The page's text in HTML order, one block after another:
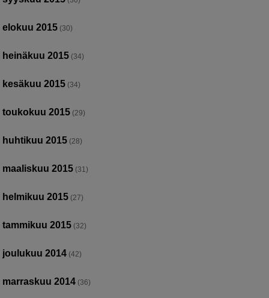
elokuu 2015 (30)
heinäkuu 2015 (34)
kesäkuu 2015 (34)
toukokuu 2015 (29)
huhtikuu 2015 (28)
maaliskuu 2015 (31)
helmikuu 2015 (27)
tammikuu 2015 (32)
joulukuu 2014 (42)
marraskuu 2014 (36)